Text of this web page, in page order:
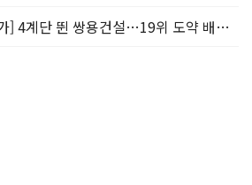
[2026 시공능력평가] 4계단 뛴 쌍용건설…19위 도약 배경엔 ‘재무체력’